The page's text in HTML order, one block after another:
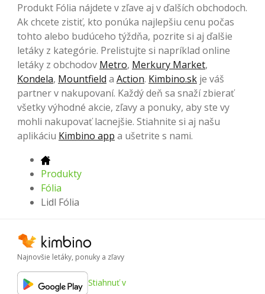
Produkt Fólia nájdete v zľave aj v ďalších obchodoch.
Ak chcete zistiť, kto ponúka najlepšiu cenu počas
tohto alebo budúceho týždňa, pozrite si aj ďalšie
letáky z kategórie. Prelistujte si napríklad online
letáky z obchodov Metro, Merkury Market,
Kondela, Mountfield a Action. Kimbino.sk je váš
partner v nakupovaní. Každý deň sa snaží zbierať
všetky výhodné akcie, zľavy a ponuky, aby ste vy
mohli nakupovať lacnejšie. Stiahnite si aj našu
aplikáciu Kimbino app a ušetrite s nami.
Produkty
Fólia
Lidl Fólia
Najnovšie letáky, ponuky a zľavy
Stiahnuť v